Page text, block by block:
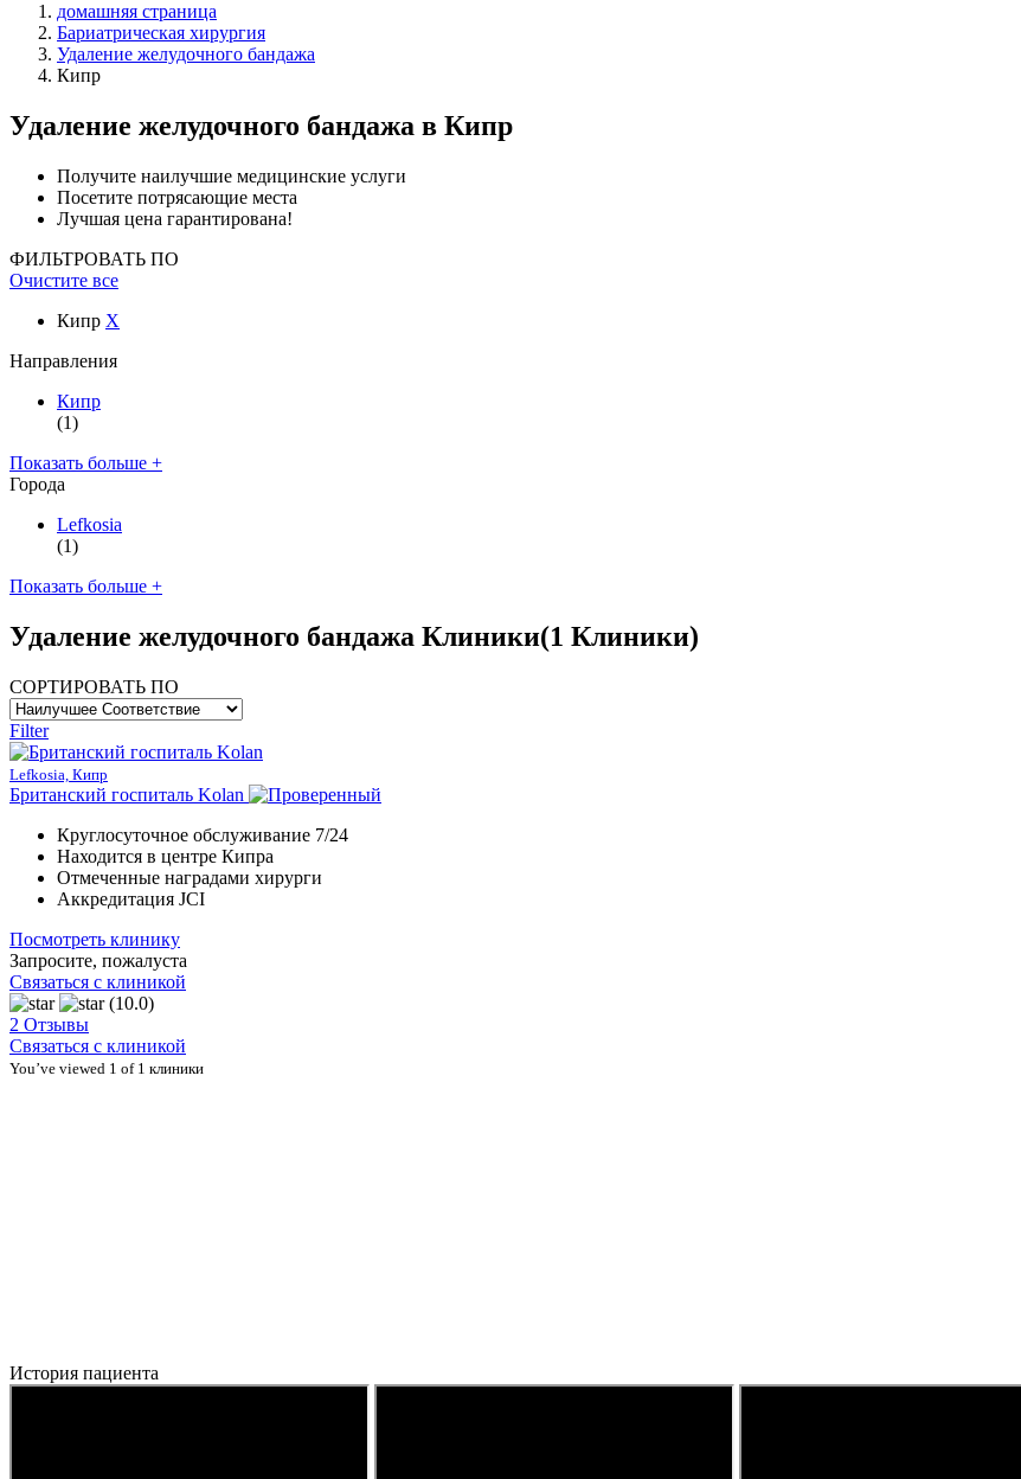
домашняя страница
Бариатрическая хирургия
Удаление желудочного бандажа
Кипр
Удаление желудочного бандажа в Кипр
Получите наилучшие медицинские услуги
Посетите потрясающие места
Лучшая цена гарантирована!
ФИЛЬТРОВАТЬ ПО
Очистите все
Кипр X
Направления
Кипр
(1)
Показать больше +
Города
Lefkosia
(1)
Показать больше +
Удаление желудочного бандажа Клиники(1 Клиники)
СОРТИРОВАТЬ ПО
Filter
Lefkosia, Кипр
Британский госпиталь Kolan
Круглосуточное обслуживание 7/24
Находится в центре Кипра
Отмеченные наградами хирурги
Аккредитация JCI
Посмотреть клинику
Запросите, пожалуста
Связаться с клиникой
(10.0)
2 Отзывы
Связаться с клиникой
You’ve viewed 1 of 1 клиники
История пациента